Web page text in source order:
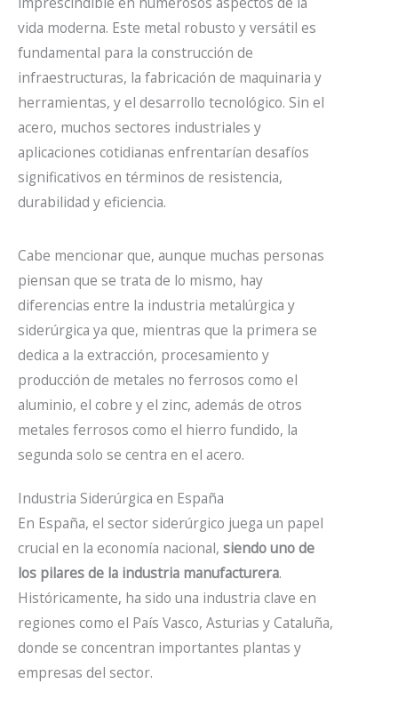
vida moderna. Este metal robusto y versátil es
fundamental para la construcción de
infraestructuras, la fabricación de maquinaria y
herramientas, y el desarrollo tecnológico. Sin el
acero, muchos sectores industriales y
aplicaciones cotidianas enfrentarían desafíos
significativos en términos de resistencia,
durabilidad y eficiencia.
Cabe mencionar que, aunque muchas personas
piensan que se trata de lo mismo, hay
diferencias entre la industria metalúrgica y
siderúrgica ya que, mientras que la primera se
dedica a la extracción, procesamiento y
producción de metales no ferrosos como el
aluminio, el cobre y el zinc, además de otros
metales ferrosos como el hierro fundido, la
segunda solo se centra en el acero.
Industria Siderúrgica en España
En España, el sector siderúrgico juega un papel
crucial en la economía nacional, siendo uno de
los pilares de la industria manufacturera.
Históricamente, ha sido una industria clave en
regiones como el País Vasco, Asturias y Cataluña,
donde se concentran importantes plantas y
empresas del sector.